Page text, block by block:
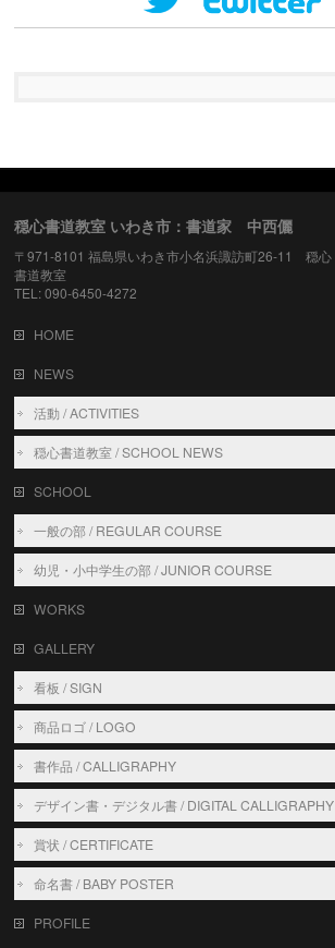
穏心書道教室 いわき市：書道家 中西儷
〒971-8101 福島県いわき市小名浜諏訪町26-11 穏心
書道教室
TEL: 090-6450-4272
HOME
NEWS
活動 / ACTIVITIES
穏心書道教室 / SCHOOL NEWS
SCHOOL
一般の部 / REGULAR COURSE
幼児・小中学生の部 / JUNIOR COURSE
WORKS
GALLERY
看板 / SIGN
商品ロゴ / LOGO
書作品 / CALLIGRAPHY
デザイン書・デジタル書 / DIGITAL CALLIGRAPHY
賞状 / CERTIFICATE
命名書 / BABY POSTER
PROFILE